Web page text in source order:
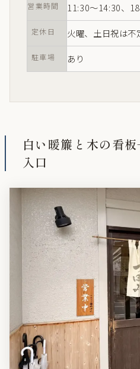
営業時間 11:30〜14:30、
定休日 火曜、土日祝は不
駐車場 あり
白い暖簾と木の看
入口